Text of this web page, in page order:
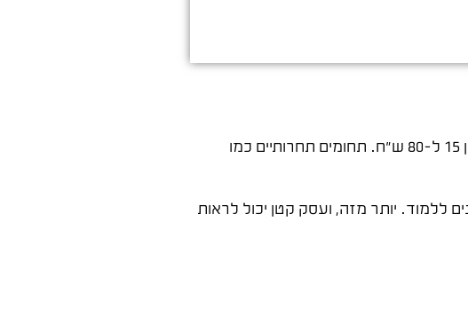
לליד נע בין 15 ל-80 ש"ח. תחומים תחרותיים כמו
אין מספיק נתונים ללמוד. יותר מזה, ועסק קטן יכול לראות